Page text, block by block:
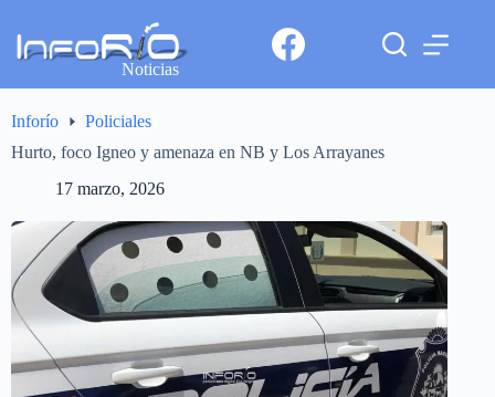
Noticias
Inforío
Policiales
Hurto, foco Igneo y amenaza en NB y Los Arrayanes
17 marzo, 2026